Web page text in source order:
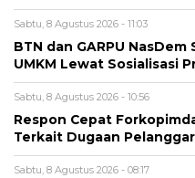
Sabtu, 8 Agustus 2026 - 11:03
BTN dan GARPU
UMKM Lewat Sosialisasi
Sabtu, 8 Agustus 2026 - 10:56
Respon Cepat
Terkait Dugaan
Sabtu, 8 Agustus 2026 - 08:17